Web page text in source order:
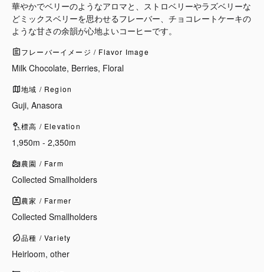
華やかでベリーのようなアロマと、ストロベリーやラズベリーな
どミックスベリーを思わせるフレーバー、チョコレートケーキの
ような甘さの余韻が心地よいコーヒーです。
フレーバーイメージ / Flavor Image
Milk Chocolate, Berries, Floral
地域 / Region
Guji, Anasora
標高 / Elevation
1,950m - 2,350m
農園 / Farm
Collected Smallholders
農家 / Farmer
Collected Smallholders
品種 / Variety
Heirloom, other